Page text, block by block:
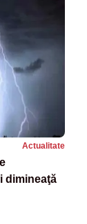
Actualitate
dimineaţă